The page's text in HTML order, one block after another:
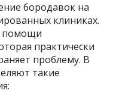
бородавок на
клиниках.
помощи
практически
проблему. В
такие